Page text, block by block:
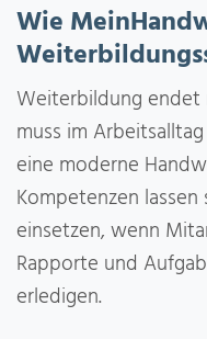
Wie
Weiterbildung endet
muss im
eine moderne
Kompetenzen
einsetzen, wenn
Rapporte und
erledigen.